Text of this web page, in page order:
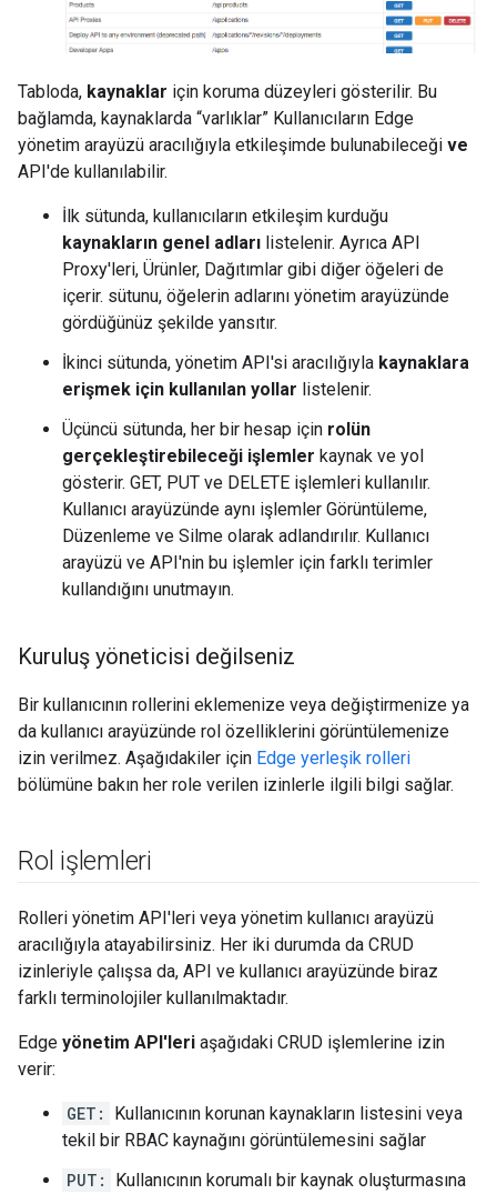
Tabloda, kaynaklar için koruma düzeyleri gösterilir. Bu
bağlamda, kaynaklarda “varlıklar” Kullanıcıların Edge
yönetim arayüzü aracılığıyla etkileşimde bulunabileceği ve
API'de kullanılabilir.
İlk sütunda, kullanıcıların etkileşim kurduğu
kaynakların genel adları listelenir. Ayrıca API
Proxy'leri, Ürünler, Dağıtımlar gibi diğer öğeleri de
içerir. sütunu, öğelerin adlarını yönetim arayüzünde
gördüğünüz şekilde yansıtır.
İkinci sütunda, yönetim API'si aracılığıyla kaynaklara
erişmek için kullanılan yollar listelenir.
Üçüncü sütunda, her bir hesap için rolün
gerçekleştirebileceği işlemler kaynak ve yol
gösterir. GET, PUT ve DELETE işlemleri kullanılır.
Kullanıcı arayüzünde aynı işlemler Görüntüleme,
Düzenleme ve Silme olarak adlandırılır. Kullanıcı
arayüzü ve API'nin bu işlemler için farklı terimler
kullandığını unutmayın.
Kuruluş yöneticisi değilseniz
Bir kullanıcının rollerini eklemenize veya değiştirmenize ya
da kullanıcı arayüzünde rol özelliklerini görüntülemenize
izin verilmez. Aşağıdakiler için Edge yerleşik rolleri
bölümüne bakın her role verilen izinlerle ilgili bilgi sağlar.
Rol işlemleri
Rolleri yönetim API'leri veya yönetim kullanıcı arayüzü
aracılığıyla atayabilirsiniz. Her iki durumda da CRUD
izinleriyle çalışsa da, API ve kullanıcı arayüzünde biraz
farklı terminolojiler kullanılmaktadır.
Edge yönetim API'leri aşağıdaki CRUD işlemlerine izin
verir:
GET:
Kullanıcının korunan kaynakların listesini veya
tekil bir RBAC kaynağını görüntülemesini sağlar
PUT:
Kullanıcının korumalı bir kaynak oluşturmasına